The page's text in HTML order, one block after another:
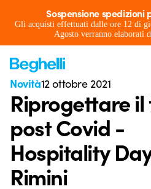
Sospensione spedizioni
Gli acquisti effettuati dalle ore 12 di
Agosto verranno elaborati
Novità12 ottobre 2021
Riprogettare
post Covid -
Hospitality
Rimini